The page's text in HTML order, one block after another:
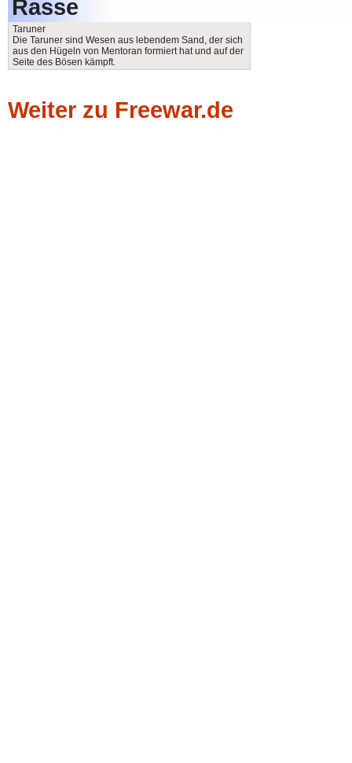
Rasse
Taruner
Die Taruner sind Wesen aus lebendem Sand, der sich
aus den Hügeln von Mentoran formiert hat und auf der
Seite des Bösen kämpft.
Weiter zu Freewar.de